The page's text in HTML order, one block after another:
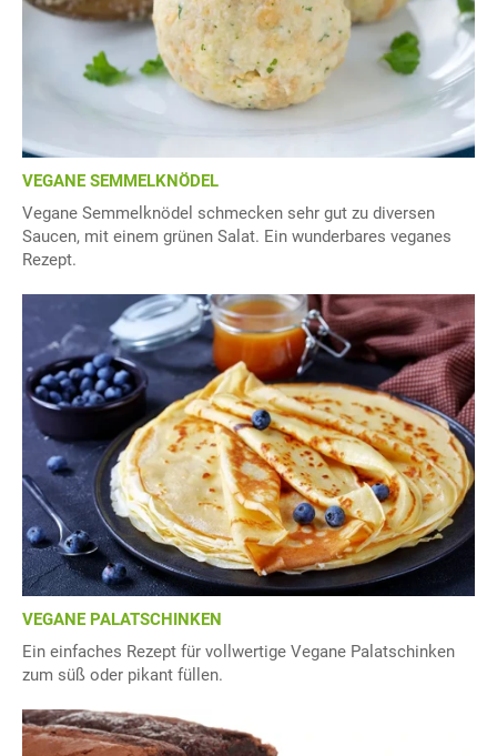
VEGANE SEMMELKNÖDEL
Vegane Semmelknödel schmecken sehr gut zu diversen
Saucen, mit einem grünen Salat. Ein wunderbares veganes
Rezept.
VEGANE PALATSCHINKEN
Ein einfaches Rezept für vollwertige Vegane Palatschinken
zum süß oder pikant füllen.